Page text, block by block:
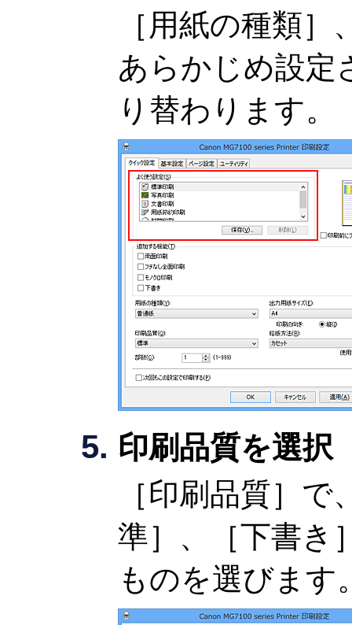
［用紙の種類］
あらかじめ設定
り替わります。
印刷品質を選択
［印刷品質］ で
準］ 、
［下書き
ものを選びます